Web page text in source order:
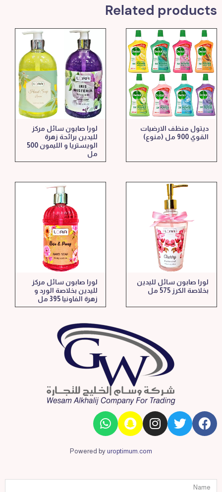
Related products
ديتول منظف الارضيات
القوي 900 مل (منوع)
لورا صابون سائل مركز
لليدين برائحة زهرة
الويستريا و الليمون 500
مل
لورا صابون سائل لليدين
بخلاصة الكرز 575 مل
لورا صابون سائل مركز
لليدين بخلاصة الورد و
زهرة الفاونيا 395 مل
Powered by uroptimum.com